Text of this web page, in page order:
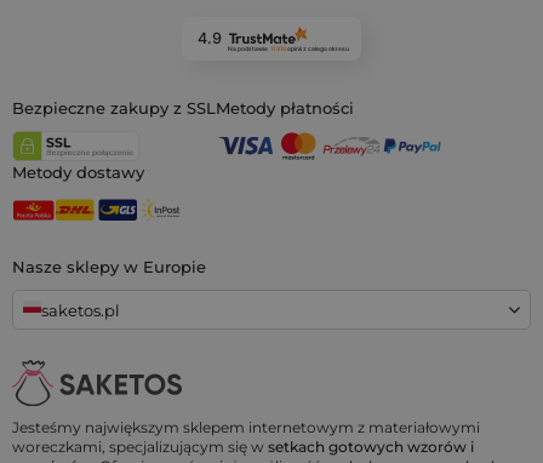
Jesteśmy największym sklepem internetowym z materiałowymi
woreczkami, specjalizującym się w setkach gotowych wzorów i
Nasze sklepy w Europie
saketos.pl
4.9
Na podstawie 11 919opiniiz całego okresu
Bezpieczne zakupy z SSLMetody płatności
Metody dostawy